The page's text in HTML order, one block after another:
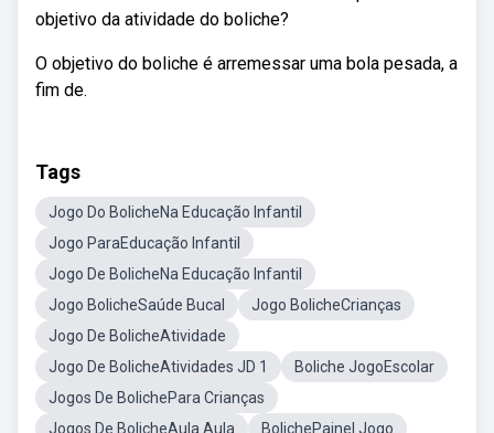
objetivo da atividade do boliche?
O objetivo do boliche é arremessar uma bola pesada, a
fim de.
Tags
Jogo Do BolicheNa Educação Infantil
Jogo ParaEducação Infantil
Jogo De BolicheNa Educação Infantil
Jogo BolicheSaúde Bucal
Jogo BolicheCrianças
Jogo De BolicheAtividade
Jogo De BolicheAtividades JD 1
Boliche JogoEscolar
Jogos De BolichePara Crianças
Jogos De BolicheAula Aula
BolichePainel Jogo